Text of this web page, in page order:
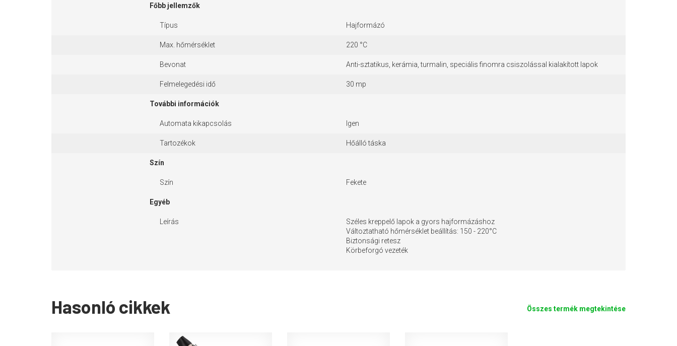
Főbb jellemzők
Típus Hajformázó
Max. hőmérséklet 220 °C
Bevonat Anti-sztatikus, kerámia, turmalin, speciális finomra csiszolással kialakított lapok
Felmelegedési idő 30 mp
További információk
Automata kikapcsolás Igen
Tartozékok Hőálló táska
Szín
Szín Fekete
Egyéb
Leírás
Széles kreppelő lapok a gyors hajformázáshoz
Változtatható hőmérséklet beállítás: 150 - 220°C
Biztonsági retesz
Körbeforgó vezeték
Hasonló cikkek Összes termék megtekintése